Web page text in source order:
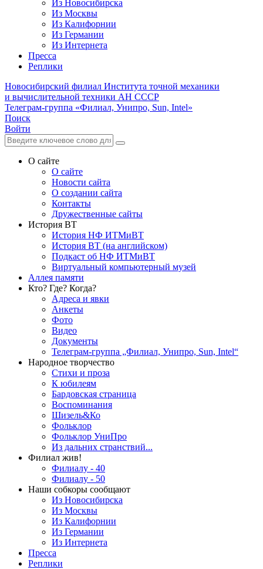
Из Новосибирска
Из Москвы
Из Калифорнии
Из Германии
Из Интернета
Пресса
Реплики
Новосибирский филиал Института точной механики
и вычислительной техники АН СССР
Телеграм-группа «Филиал, Унипро, Sun, Intel»
Поиск
Войти
О сайте
О сайте
Новости сайта
О создании сайта
Контакты
Дружественные сайты
История ВТ
История НФ ИТМиВТ
История ВТ (на английском)
Подкаст об НФ ИТМиВТ
Виртуальный компьютерный музей
Аллея памяти
Кто? Где? Когда?
Адреса и явки
Анкеты
Фото
Видео
Документы
Телеграм-группа „Филиал, Унипро, Sun, Intel“
Народное творчество
Стихи и проза
К юбилеям
Бардовская страница
Воспоминания
Шизель&Ко
Фольклор
Фольклор УниПро
Из дальних странствий...
Филиал жив!
Филиалу - 40
Филиалу - 50
Наши собкоры сообщают
Из Новосибирска
Из Москвы
Из Калифорнии
Из Германии
Из Интернета
Пресса
Реплики